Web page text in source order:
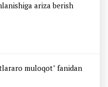
ariza berish
muloqot" fanidan